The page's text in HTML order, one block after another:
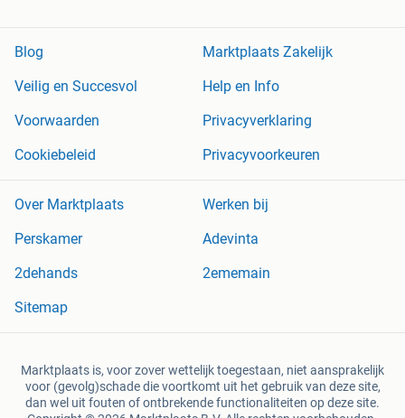
Blog
Marktplaats Zakelijk
Veilig en Succesvol
Help en Info
Voorwaarden
Privacyverklaring
Cookiebeleid
Privacyvoorkeuren
Over Marktplaats
Werken bij
Perskamer
Adevinta
2dehands
2ememain
Sitemap
Marktplaats is, voor zover wettelijk toegestaan, niet aansprakelijk
voor (gevolg)schade die voortkomt uit het gebruik van deze site,
dan wel uit fouten of ontbrekende functionaliteiten op deze site.